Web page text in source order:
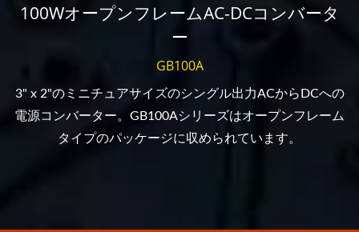
100WオープンフレームAC-DCコンバータ
ー
GB100A
3" x 2"のミニチュアサイズのシングル出力ACからDCへの
電源コンバーター。GB100Aシリーズはオープンフレーム
タイプのパッケージに収められています。